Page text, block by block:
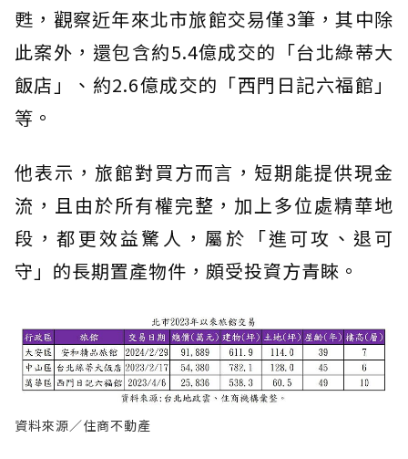
甦，觀察近年來北市旅館交易僅3筆，其中除
此案外，還包含約5.4億成交的「台北綠蒂大
飯店」、約2.6億成交的「西門日記六福館」
等。
他表示，旅館對買方而言，短期能提供現金
流，且由於所有權完整，加上多位處精華地
段，都更效益驚人，屬於「進可攻、退可
守」的長期置產物件，頗受投資方青睞。
資料來源／住商不動產